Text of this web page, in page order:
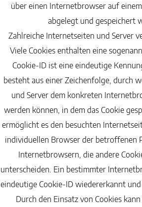
über einen Internetbrowser auf
abgelegt und gespeichert
Zahlreiche Internetseiten und Server
Viele Cookies enthalten eine
Cookie-ID ist eine eindeutige
besteht aus einer Zeichenfolge, durch
und Server dem konkreten
werden können, in dem das Cookie
ermöglicht es den besuchten
individuellen Browser der betroffenen
Internetbrowsern, die andere
unterscheiden. Ein bestimmter
eindeutige Cookie-ID wiedererkannt
Durch den Einsatz von Cookies